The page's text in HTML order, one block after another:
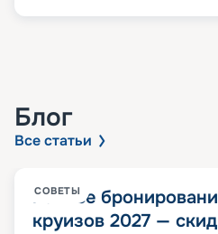
Блог
Все статьи
СОВЕТЫ
Раннее
круизов 2027 —